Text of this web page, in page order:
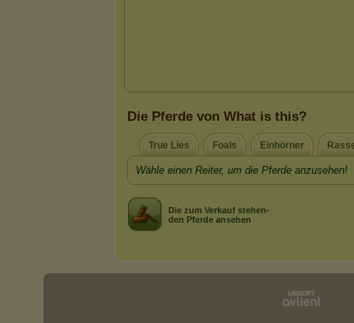
Die Pferde von What is this?
True Lies Foals Einhörner
Wähle einen Reiter, um die Pferde anzusehen!
Die zum Verkauf stehen-
den Pferde ansehen